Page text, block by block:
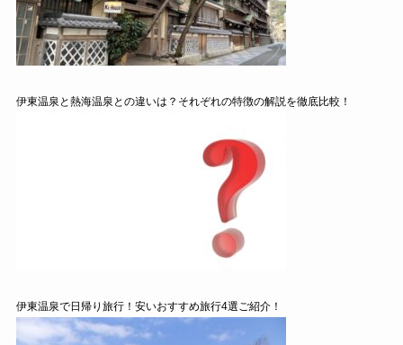
伊東温泉と熱海温泉との違いは？それぞれの特徴の解説を徹底比較！
伊東温泉で日帰り旅行！安いおすすめ旅行4選ご紹介！